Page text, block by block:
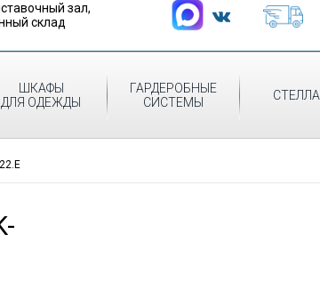
зал,
склад
ШКАФЫ
ДЛЯ ОДЕЖДЫ
ГАРДЕРОБНЫЕ
СИСТЕМЫ